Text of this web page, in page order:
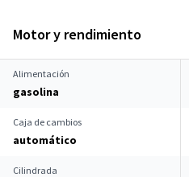
Motor y rendimiento
Alimentación
gasolina
Caja de cambios
automático
Cilindrada